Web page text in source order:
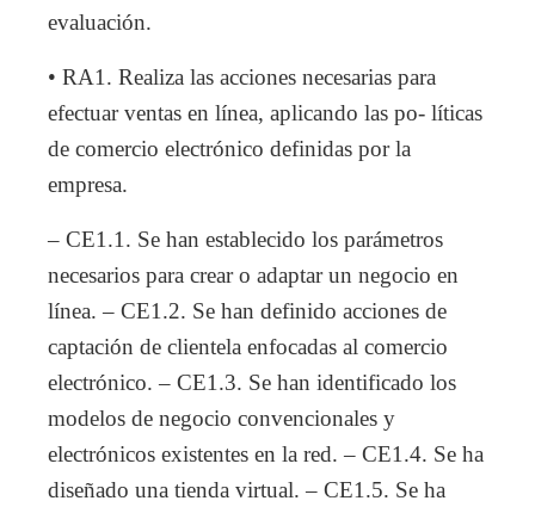
evaluación.
• RA1. Realiza las acciones necesarias para
efectuar ventas en línea, aplicando las po- líticas
de comercio electrónico definidas por la
empresa.
– CE1.1. Se han establecido los parámetros
necesarios para crear o adaptar un negocio en
línea. – CE1.2. Se han definido acciones de
captación de clientela enfocadas al comercio
electrónico. – CE1.3. Se han identificado los
modelos de negocio convencionales y
electrónicos existentes en la red. – CE1.4. Se ha
diseñado una tienda virtual. – CE1.5. Se ha